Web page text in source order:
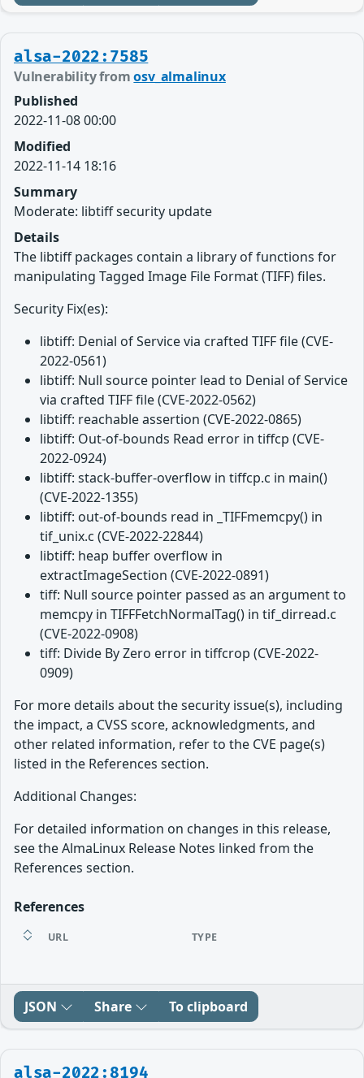
alsa-2022:7585
Vulnerability fromosv_almalinux
Published
2022-11-08 00:00
Modified
2022-11-14 18:16
Summary
Moderate: libtiff security update
Details
The libtiff packages contain a library of functions for
manipulating Tagged Image File Format (TIFF) files.
Security Fix(es):
libtiff: Denial of Service via crafted TIFF file (CVE-
2022-0561)
libtiff: Null source pointer lead to Denial of Service
via crafted TIFF file (CVE-2022-0562)
libtiff: reachable assertion (CVE-2022-0865)
libtiff: Out-of-bounds Read error in tiffcp (CVE-
2022-0924)
libtiff: stack-buffer-overflow in tiffcp.c in main()
(CVE-2022-1355)
libtiff: out-of-bounds read in _TIFFmemcpy() in
tif_unix.c (CVE-2022-22844)
libtiff: heap buffer overflow in
extractImageSection (CVE-2022-0891)
tiff: Null source pointer passed as an argument to
memcpy in TIFFFetchNormalTag() in tif_dirread.c
(CVE-2022-0908)
tiff: Divide By Zero error in tiffcrop (CVE-2022-
0909)
For more details about the security issue(s), including
the impact, a CVSS score, acknowledgments, and
other related information, refer to the CVE page(s)
listed in the References section.
Additional Changes:
For detailed information on changes in this release,
see the AlmaLinux Release Notes linked from the
References section.
References
URL TYPE
JSON Share To clipboard
alsa-2022:8194